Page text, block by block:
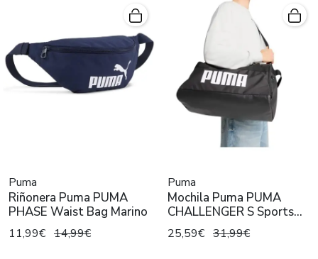
Puma
Riñonera Puma PUMA
PHASE Waist Bag Marino
11,99€ 14,99€
Puma
Mochila Puma PUMA
CHALLENGER S Sports
Bag Negro
25,59€ 31,99€